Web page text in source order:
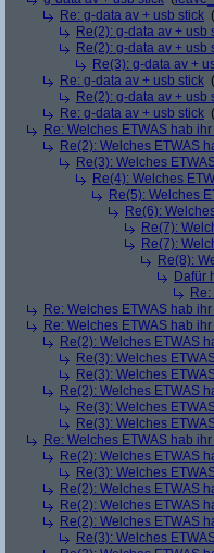
Re: g-data av + usb stick (
Re(2): g-data av + usb
Re(2): g-data av + usb
Re(3): g-data av +
Re: g-data av + usb stick (
Re(2): g-data av + usb
Re: g-data av + usb stick (
Re: Welches ETWAS hab
Re(2): Welches ETWAS
Re(3): Welches
Re(4): Welches
Re(5): Welches
Re(6):
Re(7):
Re(7):
Re(8):
Dafür
Re: Welches ETWAS hab
Re: Welches ETWAS hab
Re(2): Welches ETWAS
Re(3): Welches
Re(3): Welches
Re(2): Welches ETWAS
Re(3): Welches
Re(3): Welches
Re: Welches ETWAS hab
Re(2): Welches ETWAS
Re(3): Welches
Re(2): Welches ETWAS
Re(2): Welches ETWAS
Re(2): Welches ETWAS
Re(3): Welches